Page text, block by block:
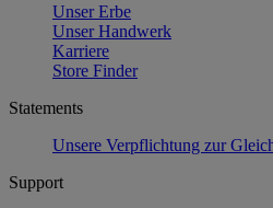
Unser Erbe
Unser Handwerk
Karriere
Store Finder
Statements
Unsere Verpflichtung zur
Support